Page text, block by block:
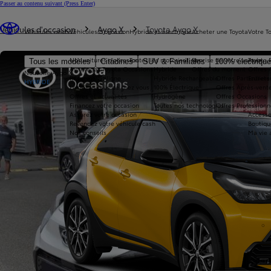
Passer au contenu suivant (Press Enter)
Véhicules neufs
Tous les modèles Citadines SUV & Familiales 100%
Nouvelle Aygo X
HYBRIDE
Véhicules d'occasion
Nos voitures d'occasion
Avantages Toyota Occasions
Réservez en ligne
Livraison près de chez vous
Offres et actualités
Financez votre occasion
Assurez votre occasion
Revendez votre véhicule cash
Nos conseils
Hybride et électrique
Toutes les motorisations
Hybride
Hydrogène
Toutes nos technologies
Acheter une Toyota
Reprise de votre voiture
Offres du moment
Offres Après-
Offres Occasions
Offres
Votre
Toyota
Offres
Ma vie
Véhicules d'occasion Aygo X Toyota Aygo X